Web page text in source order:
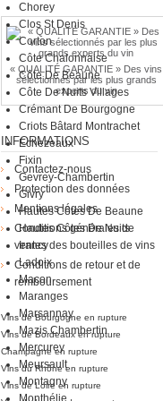
Chorey
Clos St Denis
Corton
Côte Chalonnaise
Côte De Beaune
Côte De Nuits Villages
Crémant De Bourgogne
Criots Bâtard Montrachet
Echezeaux
Fixin
Gevrey-Chambertin
Givry
Hautes Côtes De Beaune
Hautes Côtes De Nuits
Irancy
Ladoix
Macon
Maranges
Marsannay
Mazis Chambertin
Mercurey
Meursault
Montagny
Monthélie
« QUALITÉ GARANTIE » Des vins
sélectionnés par les plus grands
experts du vin
INFORMATIONS
Contactez-nous
Protection des données
Mentions légales
Conditions générales de
ventes des bouteilles de vins
Conditions de retour et de
remboursement
Vins de Bourgogne en rupture
Vins de Bordeaux en rupture
Champagne en rupture
Vins du Rhône en rupture
Vins de Loire en rupture